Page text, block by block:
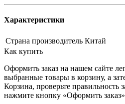
Характеристики
Страна производитель Китай
Как купить
Оформить заказ на нашем сайте
выбранные товары в корзину, а
Корзина, проверьте правильность
нажмите кнопку «Оформить